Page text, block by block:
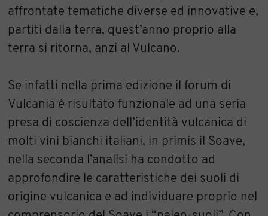
affrontate tematiche diverse ed innovative e,
partiti dalla terra, quest’anno proprio alla
terra si ritorna, anzi al Vulcano.
Se infatti nella prima edizione il forum di
Vulcania è risultato funzionale ad una seria
presa di coscienza dell’identità vulcanica di
molti vini bianchi italiani, in primis il Soave,
nella seconda l’analisi ha condotto ad
approfondire le caratteristiche dei suoli di
origine vulcanica e ad individuare proprio nel